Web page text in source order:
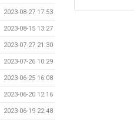
2023-08-27 17:53
2023-08-15 13:27
2023-07-27 21:30
2023-07-26 10:29
2023-06-25 16:08
2023-06-20 12:16
2023-06-19 22:48